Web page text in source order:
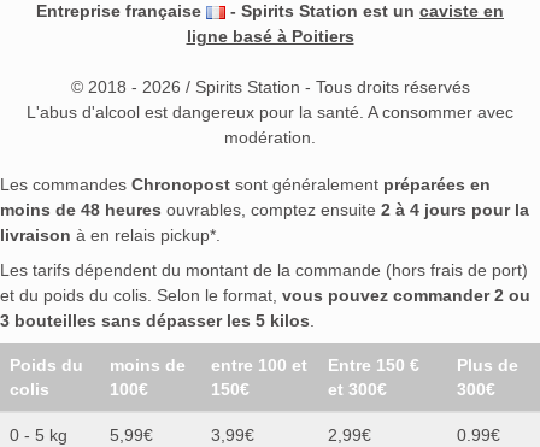
Entreprise française - Spirits Station est un caviste en
ligne basé à Poitiers
© 2018 - 2026 / Spirits Station - Tous droits réservés
L'abus d'alcool est dangereux pour la santé. A consommer avec
modération.
Les commandes Chronopost sont généralement préparées en
moins de 48 heures ouvrables, comptez ensuite 2 à 4 jours pour la
livraison à en relais pickup*.
Les tarifs dépendent du montant de la commande (hors frais de port)
et du poids du colis. Selon le format, vous pouvez commander 2 ou
3 bouteilles sans dépasser les 5 kilos.
Poids du
colis
moins de
100€
entre 100 et
150€
Entre 150 €
et 300€
Plus de
300€
0 - 5 kg 5,99€ 3,99€ 2,99€ 0.99€